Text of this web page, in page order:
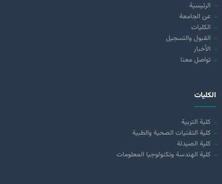
الرئيسية
عن الجامعة
الكليات
القبول والتسجيل
الأخبار
تواصل معنا
الكليات
كلية التربية
كلية التقنيات الصحية والطبية
كلية الصيدلة
كلية الهندسة وتكنولوجيا المعلومات